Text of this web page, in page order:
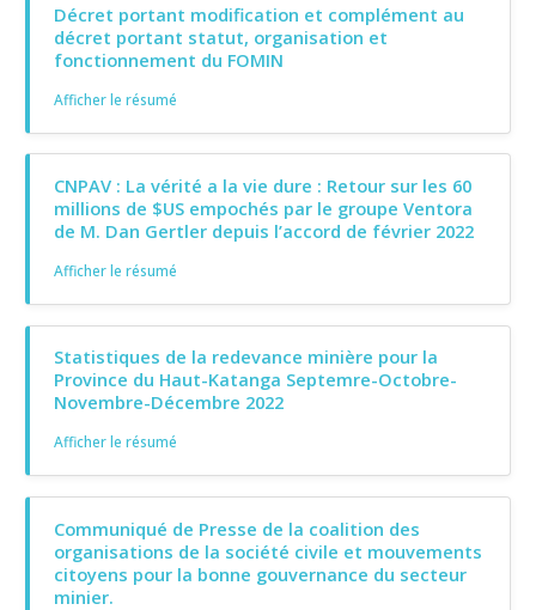
Décret portant modification et complément au
décret portant statut, organisation et
fonctionnement du FOMIN
Afficher le résumé
CNPAV : La vérité a la vie dure : Retour sur les 60
millions de $US empochés par le groupe Ventora
de M. Dan Gertler depuis l’accord de février 2022
Afficher le résumé
Statistiques de la redevance minière pour la
Province du Haut-Katanga Septemre-Octobre-
Novembre-Décembre 2022
Afficher le résumé
Communiqué de Presse de la coalition des
organisations de la société civile et mouvements
citoyens pour la bonne gouvernance du secteur
minier.